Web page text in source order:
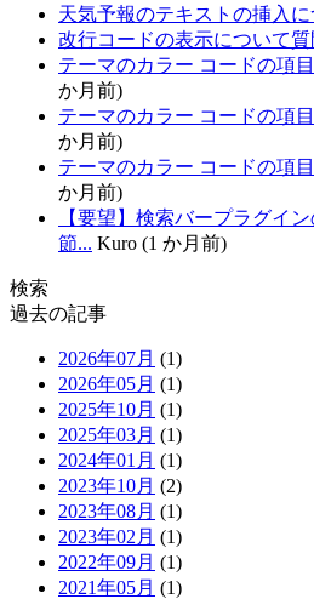
天気予報のテキストの挿入に
改行コードの表示について質
テーマのカラー コードの項
か月前)
テーマのカラー コードの項
か月前)
テーマのカラー コードの項
か月前)
【要望】検索バープラグイ
節... Kuro (1 か月前)
検索
過去の記事
2026年07月 (1)
2026年05月 (1)
2025年10月 (1)
2025年03月 (1)
2024年01月 (1)
2023年10月 (2)
2023年08月 (1)
2023年02月 (1)
2022年09月 (1)
2021年05月 (1)